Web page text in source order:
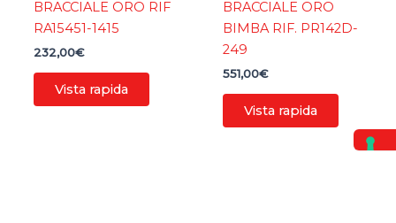
BRACCIALE ORO RIF
RA15451-1415
232,00€
Vista rapida
BRACCIALE ORO
BIMBA RIF. PR142D-
249
551,00€
Vista rapida